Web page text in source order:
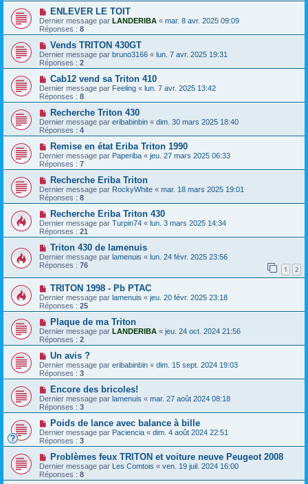
ENLEVER LE TOIT
Dernier message par LANDERIBA « mar. 8 avr. 2025 09:09
Réponses : 8
Vends TRITON 430GT
Dernier message par bruno3166 « lun. 7 avr. 2025 19:31
Réponses : 2
Cab12 vend sa Triton 410
Dernier message par Feeling « lun. 7 avr. 2025 13:42
Réponses : 8
Recherche Triton 430
Dernier message par eribabinbin « dim. 30 mars 2025 18:40
Réponses : 4
Remise en état Eriba Triton 1990
Dernier message par Paperiba « jeu. 27 mars 2025 06:33
Réponses : 7
Recherche Eriba Triton
Dernier message par RockyWhite « mar. 18 mars 2025 19:01
Réponses : 8
Recherche Eriba Triton 430
Dernier message par Turpin74 « lun. 3 mars 2025 14:34
Réponses : 21
Triton 430 de lamenuis
Dernier message par lamenuis « lun. 24 févr. 2025 23:56
Réponses : 76 1 2
TRITON 1998 - Pb PTAC
Dernier message par lamenuis « jeu. 20 févr. 2025 23:18
Réponses : 25
Plaque de ma Triton
Dernier message par LANDERIBA « jeu. 24 oct. 2024 21:56
Réponses : 2
Un avis ?
Dernier message par eribabinbin « dim. 15 sept. 2024 19:03
Réponses : 3
Encore des bricoles!
Dernier message par lamenuis « mar. 27 août 2024 08:18
Réponses : 3
Poids de lance avec balance à bille
Dernier message par Paciencia « dim. 4 août 2024 22:51
Réponses : 3
Problèmes feux TRITON et voiture neuve Peugeot 2008
Dernier message par Les Comtois « ven. 19 juil. 2024 16:00
Réponses : 8